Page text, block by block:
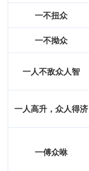
一不扭众
一不拗众
一人不敌众人智
一人高升，众人得济
一傅众咻